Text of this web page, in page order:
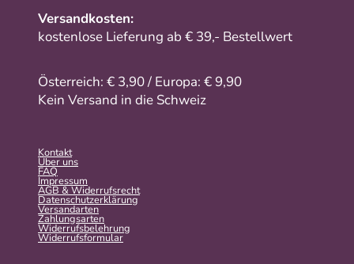
Versandkosten:
kostenlose Lieferung ab € 39,- Bestellwert
Österreich: € 3,90 / Europa: € 9,90
Kein Versand in die Schweiz
Kontakt
Über uns
FAQ
Impressum
AGB & Widerrufsrecht
Datenschutzerklärung
Versandarten
Zahlungsarten
Widerrufsbelehrung
Widerrufs­formular